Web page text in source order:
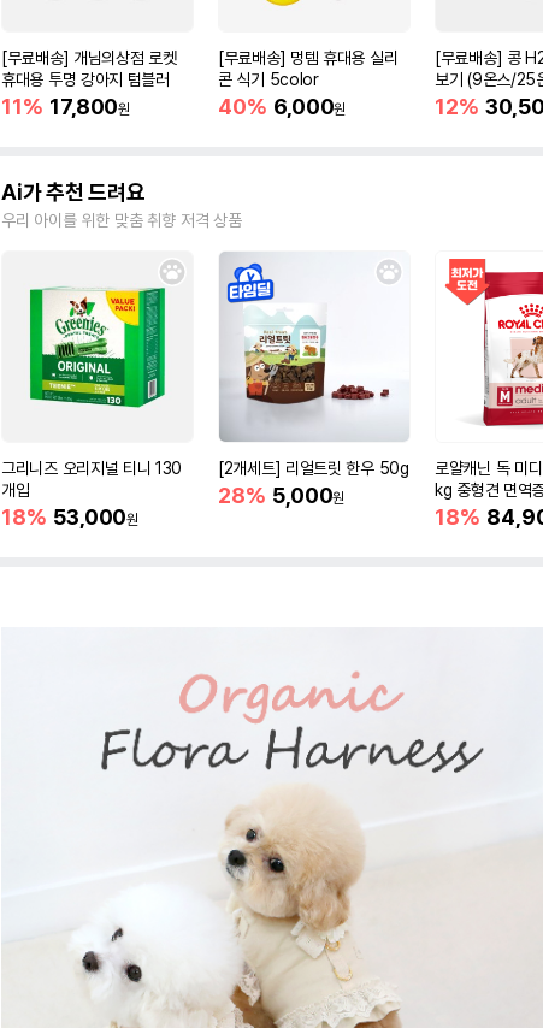
[무료배송] 개님의상점 로켓
휴대용 투명 강아지 텀블러
11% 17,800원
[무료배송] 멍템 휴대용 실리
콘 식기 5color
40% 6,000원
[무료배송] 콩
보기 (9온스/25
12%
Ai가 추천 드려요
우리 아이를 위한 맞춤 취향 저격 상품
그리니즈 오리지널 티니 130
개입
18% 53,000원
[2개세트] 리얼트릿 한우 50g
28% 5,000원
로얄캐닌 독 미
kg 중형견 면역
18%